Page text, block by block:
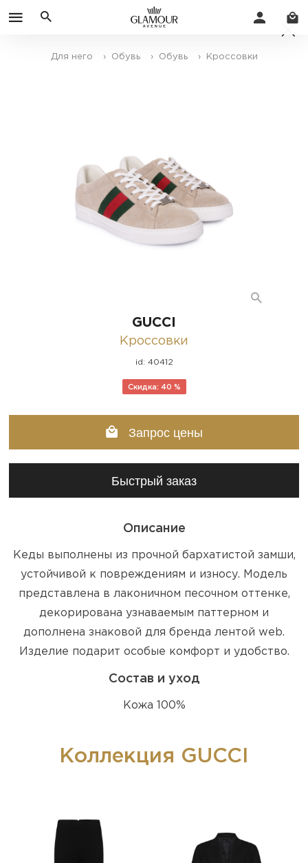
Для него › Обувь › Обувь › Кроссовки
GUCCI
Кроссовки
id: 40412
Скидка: 40 %
Запрос цены
Быстрый заказ
Описание
Кеды выполнены из прочной бархатистой замши,
устойчивой к повреждениям и износу. Модель
представлена в лаконичном песочном оттенке,
декорирована узнаваемым паттерном и
дополнена знаковой для бренда лентой web.
Изделие подарит особые комфорт и удобство.
Состав и уход
Кожа 100%
Коллекция GUCCI